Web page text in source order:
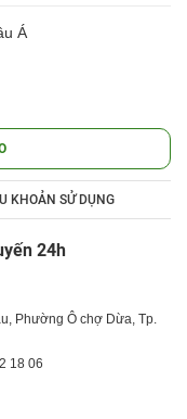
Á
KHOẢN SỬ DỤNG
24h
Phường Ô chợ Dừa, Tp.
18 06